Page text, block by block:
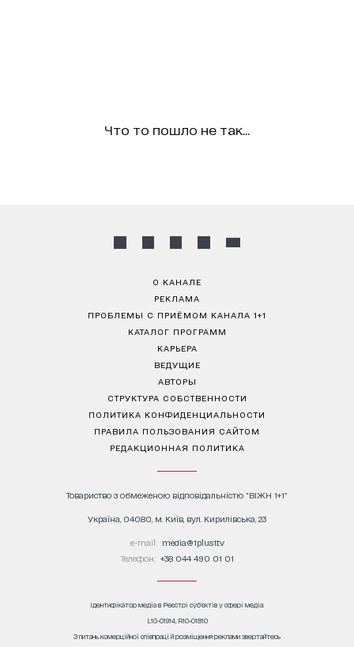
Что то пошло не так...
О КАНАЛЕ
РЕКЛАМА
ПРОБЛЕМЫ С ПРИЁМОМ КАНАЛА 1+1
КАТАЛОГ ПРОГРАММ
КАРЬЕРА
ВЕДУЩИЕ
АВТОРЫ
СТРУКТУРА СОБСТВЕННОСТИ
ПОЛИТИКА КОНФИДЕНЦИАЛЬНОСТИ
ПРАВИЛА ПОЛЬЗОВАНИЯ САЙТОМ
РЕДАКЦИОННАЯ ПОЛИТИКА
Товариство з обмеженою відповідальністю "ВІЖН 1+1"
Україна, 04080, м. Київ, вул. Кирилівська, 23
е-mail: media@1plus1.tv
Телефон: +38 044 490 01 01
Ідентифікатор медіа в Реєстрі суб’єктів у сфері медіа:
L10-01914, R10-01810
З питань комерційної співпраці й розміщення реклами звертайтесь